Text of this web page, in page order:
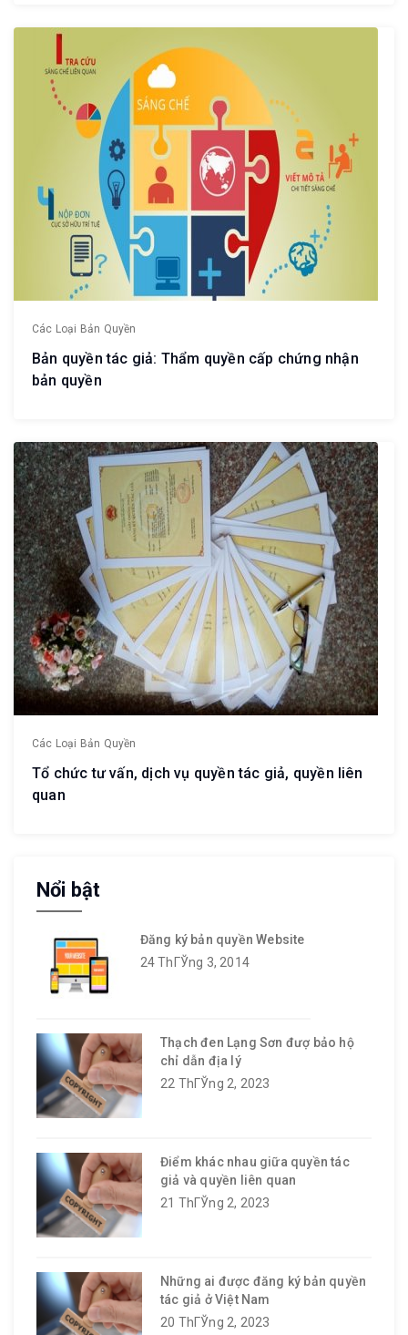
Các Loại Bản Quyền
Bản quyền tác giả: Thẩm quyền cấp chứng nhận
bản quyền
Các Loại Bản Quyền
Tổ chức tư vấn, dịch vụ quyền tác giả, quyền liên
quan
Nổi bật
Đăng ký bản quyền Website
24 ThГЎng 3, 2014
Thạch đen Lạng Sơn đượ bảo hộ
chỉ dẫn địa lý
22 ThГЎng 2, 2023
Điểm khác nhau giữa quyền tác
giả và quyền liên quan
21 ThГЎng 2, 2023
Những ai được đăng ký bản quyền
tác giả ở Việt Nam
20 ThГЎng 2, 2023